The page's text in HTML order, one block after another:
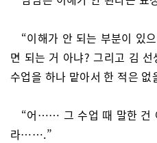
“이해가 안 되는 부분이 있
면 되는 거 아냐? 그리고 김
수업을 하나 맡아서 한 적은 없
“어…… 그 수업 때 말한 건
라…….”